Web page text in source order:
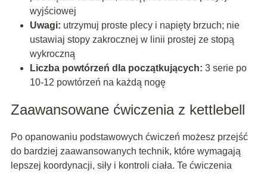
wyjściowej
Uwagi: utrzymuj proste plecy i napięty brzuch; nie
ustawiaj stopy zakrocznej w linii prostej ze stopą
wykroczną
Liczba powtórzeń dla początkujących: 3 serie po
10-12 powtórzeń na każdą nogę
Zaawansowane ćwiczenia z kettlebell
Po opanowaniu podstawowych ćwiczeń możesz przejść
do bardziej zaawansowanych technik, które wymagają
lepszej koordynacji, siły i kontroli ciała. Te ćwiczenia